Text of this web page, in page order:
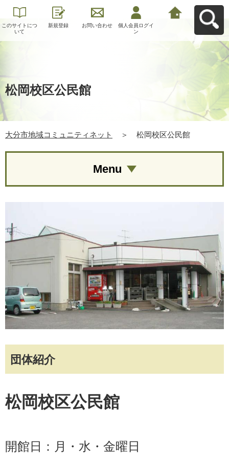
このサイトにつ
いて
新規登録 お問い合わせ
個人会員ログイ
ン
松岡校区公民館
大分市地域コミュニティネット ＞ 松岡校区公民館
団体紹介
松岡校区公民館
開館日：月・水・金曜日
Menu